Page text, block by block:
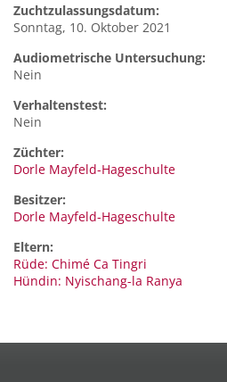
Zuchtzulassungsdatum:
Sonntag, 10. Oktober 2021
Audiometrische Untersuchung:
Nein
Verhaltenstest:
Nein
Züchter:
Dorle Mayfeld-Hageschulte
Besitzer:
Dorle Mayfeld-Hageschulte
Eltern:
Rüde: Chimé Ca Tingri
Hündin: Nyischang-la Ranya